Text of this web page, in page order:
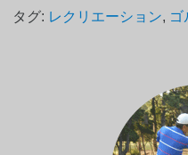
タグ: レクリエーション, ゴ